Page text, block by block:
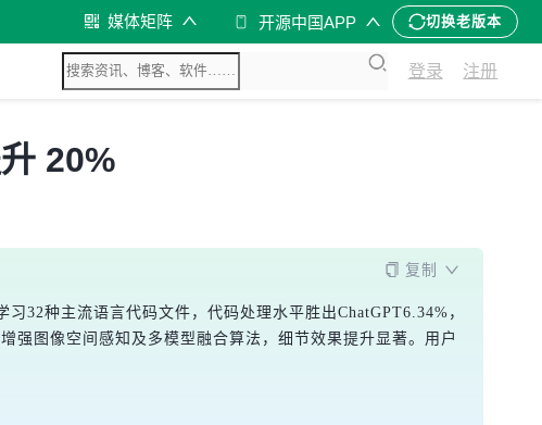
媒体矩阵 开源中国APP 切换老版本
登录 注册
20%
复制
32种主流语言代码文件，代码处理水平胜出ChatGPT6.34%，
强图像空间感知及多模型融合算法，细节效果提升显著。用户